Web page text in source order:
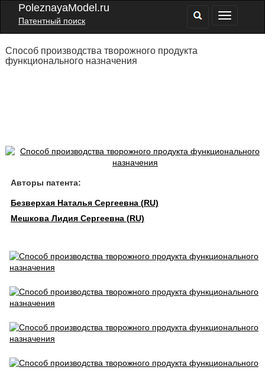
PoleznayaModel.ru
Патентный поиск
Способ производства творожного продукта
функционального назначения
Авторы патента:
Безверхая Наталья Сергеевна (RU)
Мешкова Лидия Сергеевна (RU)